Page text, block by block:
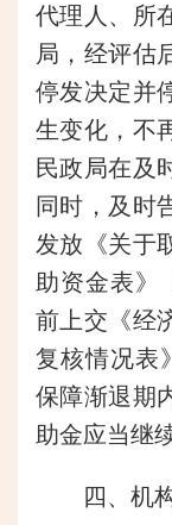
代理人、所
局，经评估
停发决定并
生变化，不
民政局在及
同时，及时
发放《关于
助资金表》
前上交《经
复核情况表
保障渐退期
助金应当继
四、机构